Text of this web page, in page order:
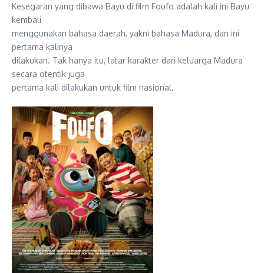
Kesegaran yang dibawa Bayu di film Foufo adalah kali ini Bayu
kembali
menggunakan bahasa daerah, yakni bahasa Madura, dan ini
pertama kalinya
dilakukan. Tak hanya itu, latar karakter dari keluarga Madura
secara otentik juga
pertama kali dilakukan untuk film nasional.